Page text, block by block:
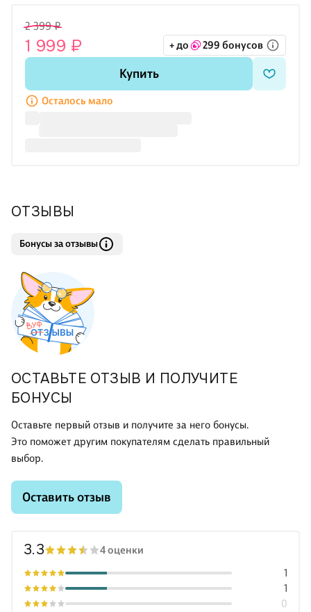
2 399 ₽
1 999 ₽ + до 299 бонусов
Купить
Осталось мало
ОТЗЫВЫ
Бонусы за отзывы
ОСТАВЬТЕ ОТЗЫВ И ПОЛУЧИТЕ
БОНУСЫ
Оставьте первый отзыв и получите за него бонусы.
Это поможет другим покупателям сделать правильный
выбор.
Оставить отзыв
3.3 4 оценки
0
1
1